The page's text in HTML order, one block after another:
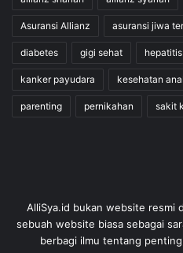
Asuransi Allianz asuransi jiwa
diabetes gigi sehat hepatitis
kanker payudara kesehatan
parenting pernikahan sakit
AlliSya.id bukan website resmi
sebuah website biasa sebagai
berbagi ilmu tentang